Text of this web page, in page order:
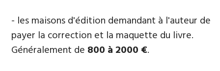
- les maisons d'édition demandant à l'auteur de
payer la correction et la maquette du livre.
Généralement de 800 à 2000 €.